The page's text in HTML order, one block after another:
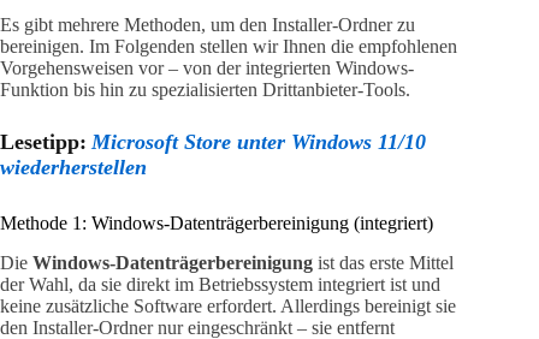
Es gibt mehrere Methoden, um den Installer-Ordner zu
bereinigen. Im Folgenden stellen wir Ihnen die empfohlenen
Vorgehensweisen vor – von der integrierten Windows-
Funktion bis hin zu spezialisierten Drittanbieter-Tools.
Lesetipp: Microsoft Store unter Windows 11/10
wiederherstellen
Methode 1: Windows-Datenträgerbereinigung (integriert)
Die Windows-Datenträgerbereinigung ist das erste Mittel
der Wahl, da sie direkt im Betriebssystem integriert ist und
keine zusätzliche Software erfordert. Allerdings bereinigt sie
den Installer-Ordner nur eingeschränkt – sie entfernt